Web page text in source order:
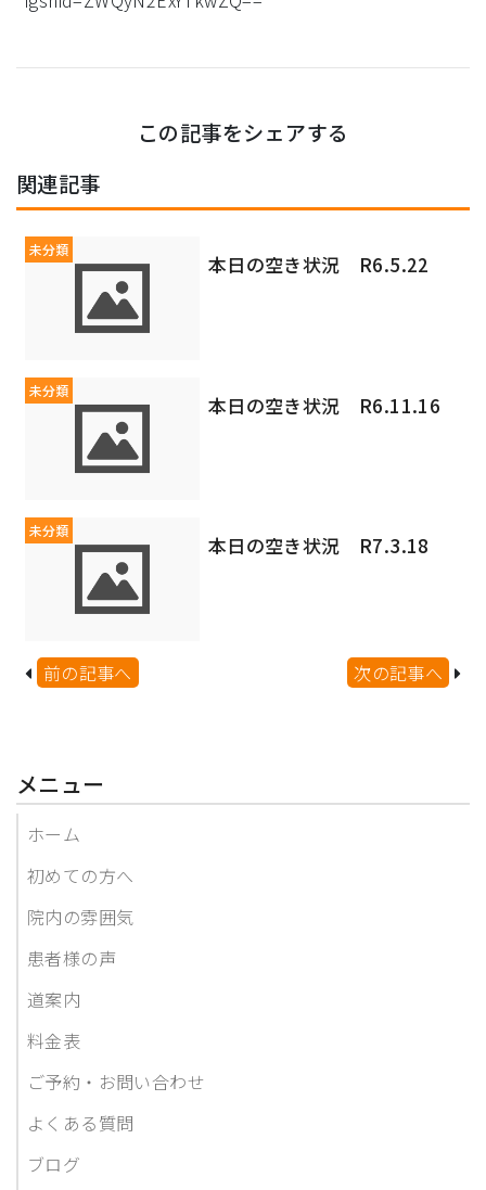
この記事をシェアする
関連記事
未分類
本日の空き状況 R6.5.22
未分類
本日の空き状況 R6.11.16
未分類
本日の空き状況 R7.3.18
前の記事へ 次の記事へ
メニュー
ホーム
初めての方へ
院内の雰囲気
患者様の声
道案内
料金表
ご予約・お問い合わせ
よくある質問
ブログ